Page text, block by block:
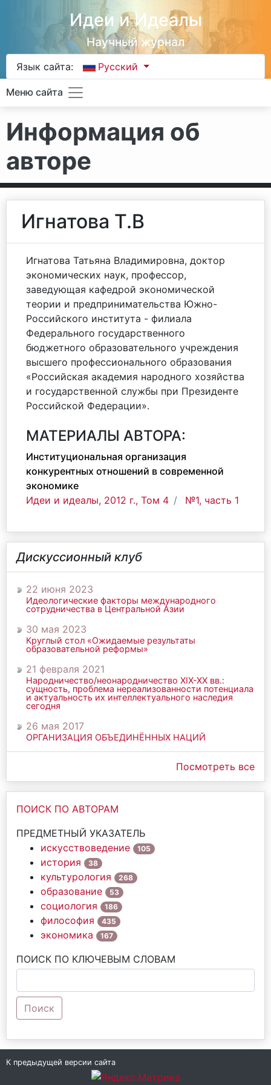
Идеи и Идеалы
Научный журнал
Язык сайта: Русский
Меню сайта
Информация об
авторе
Игнатова Т.В
Игнатова Татьяна Владимировна, доктор
экономических наук, профессор,
заведующая кафедрой экономической
теории и предпринимательства Южно-
Российского института - филиала
Федерального государственного
бюджетного образовательного учреждения
высшего профессионального образования
«Российская академия народного хозяйства
и государственной службы при Президенте
Российской Федерации».
МАТЕРИАЛЫ АВТОРА:
Институциональная организация
конкурентных отношений в современной
экономике
Идеи и идеалы, 2012 г., Том 4
№1, часть 1
Дискуссионный клуб
22 июня 2023
Идеологические факторы международного
сотрудничества в Центральной Азии
30 мая 2023
Круглый стол «Ожидаемые результаты
образовательной реформы»
21 февраля 2021
Народничество/неонародничество ХIХ-ХХ вв.:
сущность, проблема нереализованности потенциала
и актуальность их интеллектуального наследия
сегодня
26 мая 2017
ОРГАНИЗАЦИЯ ОБЪЕДИНЁННЫХ НАЦИЙ
Посмотреть все
ПОИСК ПО АВТОРАМ
ПРЕДМЕТНЫЙ УКАЗАТЕЛЬ
искусствоведение
105
история 38
культурология 268
образование 53
социология 186
философия 435
экономика 167
ПОИСК ПО КЛЮЧЕВЫМ СЛОВАМ
Поиск
К предыдущей версии сайта